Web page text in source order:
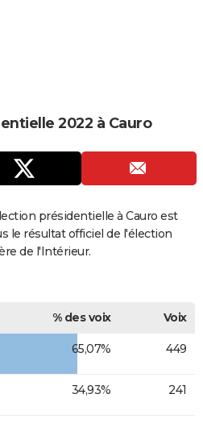
2022 à Cauro
présidentielle à Cauro est
le résultat officiel de l'élection
de l'Intérieur.
% des voix
Voix
65,07% 449
34,93% 241